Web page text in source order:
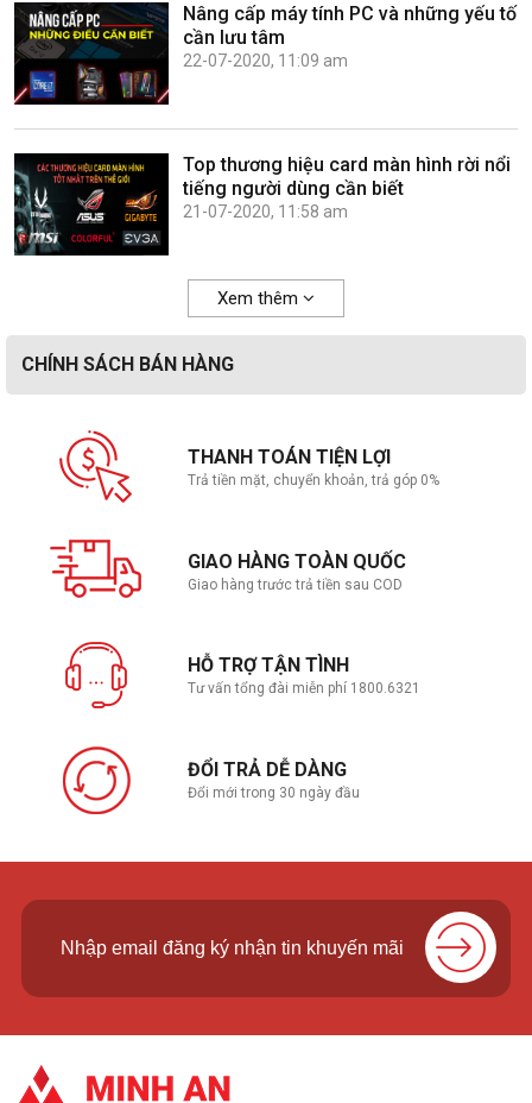
Nâng cấp máy tính PC và những yếu tố
cần lưu tâm
22-07-2020, 11:09 am
Top thương hiệu card màn hình rời nổi
tiếng người dùng cần biết
21-07-2020, 11:58 am
Xem thêm
CHÍNH SÁCH BÁN HÀNG
THANH TOÁN TIỆN LỢI
Trả tiền mặt, chuyển khoản, trả góp 0%
GIAO HÀNG TOÀN QUỐC
Giao hàng trước trả tiền sau COD
HỖ TRỢ TẬN TÌNH
Tư vấn tổng đài miễn phí 1800.6321
ĐỔI TRẢ DỄ DÀNG
Đổi mới trong 30 ngày đầu